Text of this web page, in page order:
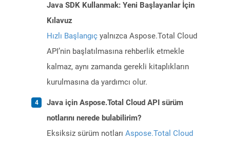
Java SDK Kullanmak: Yeni Başlayanlar İçin
Kılavuz
Hızlı Başlangıç yalnızca Aspose.Total Cloud
API’nin başlatılmasına rehberlik etmekle
kalmaz, aynı zamanda gerekli kitaplıkların
kurulmasına da yardımcı olur.
Java için Aspose.Total Cloud API sürüm
notlarını nerede bulabilirim?
Eksiksiz sürüm notları Aspose.Total Cloud